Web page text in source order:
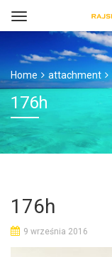
Home attachment
176h
176h
9 września 2016